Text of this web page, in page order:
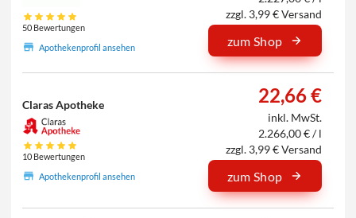
50 Bewertungen
Apothekenprofil ansehen
zzgl. 3,99 € Versand
zum Shop
Claras Apotheke
10 Bewertungen
Apothekenprofil ansehen
22,66 €
inkl. MwSt.
2.266,00 € / l
zzgl. 3,99 € Versand
zum Shop